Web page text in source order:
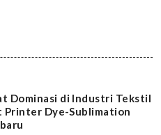
Dominasi di Industri Tekstil
Printer Dye-Sublimation